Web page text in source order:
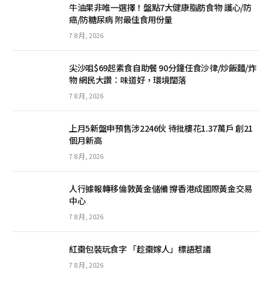
牛油果非唯一選擇！盤點7大健康脂肪食物 護心/防
癌/防糖尿病 附最佳食用份量
7 8 月, 2026
尖沙咀$69起素食自助餐 90分鐘任食沙律/炒飯麵/炸
物 網民大讚：味道好，環境闊落
7 8 月, 2026
上月5新盤申預售涉2246伙 待批樓花1.37萬戶 創21
個月新高
7 8 月, 2026
人行據報轉移倫敦黃金儲備 撐香港成國際黃金交易
中心
7 8 月, 2026
紅棗包裝玩食字 「趁棗嫁人」標語惹議
7 8 月, 2026